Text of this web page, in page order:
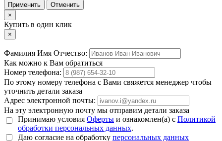
Отменить
×
Купить в один клик
×
Фамилия Имя Отчество:
Как можно к Вам обратиться
Номер телефона:
По этому номеру телефона с Вами свяжется менеджер чтобы
уточнить детали заказа
Адрес электронной почты:
На эту электронную почту мы отправим детали заказа
Принимаю условия Оферты и ознакомлен(а) с Политикой
обработки персональных данных.
Даю согласие на обработку персональных данных